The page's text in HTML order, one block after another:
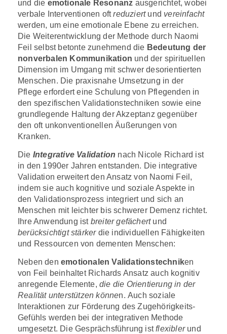
und die emotionale Resonanz ausgerichtet, wobei
verbale Interventionen oftreduziert und vereinfacht
werden, um eine emotionale Ebene zu erreichen.
Die Weiterentwicklung der Methode durch Naomi
Feil selbst betonte zunehmend die Bedeutung der
nonverbalen Kommunikation und der spirituellen
Dimension im Umgang mit schwer desorientierten
Menschen. Die praxisnahe Umsetzung in der
Pflege erfordert eine Schulung von Pflegenden in
den spezifischen Validationstechniken sowie eine
grundlegende Haltung der Akzeptanz gegenüber
den oft unkonventionellen Äußerungen von
Kranken.
Die Integrative Validation nach Nicole Richard ist
in den 1990er Jahren entstanden. Die integrative
Validation erweitert den Ansatz von Naomi Feil,
indem sie auch kognitive und soziale Aspekte in
den Validationsprozess integriert und sich an
Menschen mit leichter bis schwerer Demenz richtet.
Ihre Anwendung ist breiter gefächertund
berücksichtigt stärkerdie individuellen Fähigkeiten
und Ressourcen von dementen Menschen:
Neben den emotionalen Validationstechniken
von Feil beinhaltet Richards Ansatz auch kognitiv
anregende Elemente, die die Orientierung in der
Realität unterstützen können. Auch soziale
Interaktionen zur Förderung des Zugehörigkeits-
Gefühls werden bei der integrativen Methode
umgesetzt. Die Gesprächsführung istflexibler und